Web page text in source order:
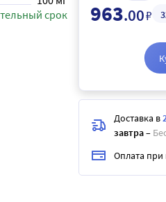
срок 963.00₽
Доставка в
завтра–
Оплата при